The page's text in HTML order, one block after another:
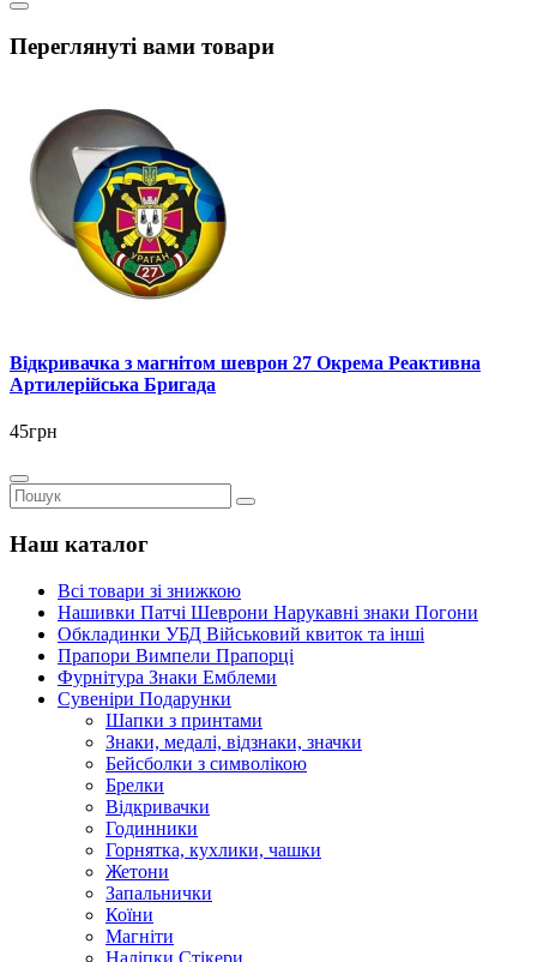
Переглянуті вами товари
Відкривачка з магнітом шеврон 27 Окрема Реактивна
Артилерійська Бригада
45грн
Наш каталог
Всі товари зі знижкою
Нашивки Патчі Шеврони Нарукавні знаки Погони
Обкладинки УБД Військовий квиток та інші
Прапори Вимпели Прапорці
Фурнітура Знаки Емблеми
Сувеніри Подарунки
Шапки з принтами
Знаки, медалі, відзнаки, значки
Бейсболки з символікою
Брелки
Відкривачки
Годинники
Горнятка, кухлики, чашки
Жетони
Запальнички
Коїни
Магніти
Наліпки Стікери